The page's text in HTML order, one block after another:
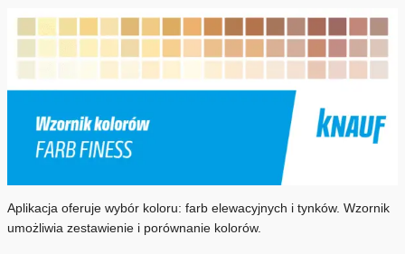
Aplikacja oferuje wybór koloru: farb elewacyjnych i tynków. Wzornik
umożliwia zestawienie i porównanie kolorów.